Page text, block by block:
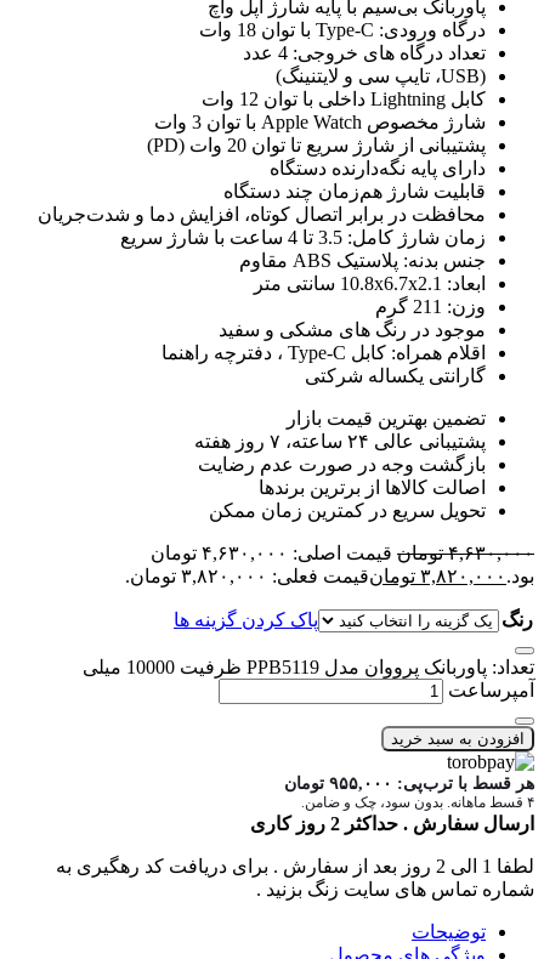
پاوربانک بی‌سیم با پایه شارژ اپل واچ
درگاه ورودی: Type-C با توان 18 وات
تعداد درگاه های خروجی: 4 عدد
(USB، تایپ سی و لایتنینگ)
کابل Lightning داخلی با توان 12 وات
شارژ مخصوص Apple Watch با توان 3 وات
پشتیبانی از شارژ سریع تا توان 20 وات (PD)
دارای پایه نگه‌دارنده دستگاه
قابلیت شارژ هم‌زمان چند دستگاه
محافظت در برابر اتصال کوتاه، افزایش دما و شدت‌جریان
زمان شارژ کامل: 3.5 تا 4 ساعت با شارژ سریع
جنس بدنه: پلاستیک ABS مقاوم
ابعاد: 10.8x6.7x2.1 سانتی متر
وزن: 211 گرم
موجود در رنگ های مشکی و سفید
اقلام همراه: کابل Type-C ، دفترچه راهنما
گارانتی یکساله شرکتی
تضمین بهترین قیمت بازار
پشتیبانی عالی ۲۴ ساعته، ۷ روز هفته
بازگشت وجه در صورت عدم رضایت
اصالت کالاها از برترین برندها
تحویل سریع در کمترین زمان ممکن
۴,۶۳۰,۰۰۰ تومان
قیمت اصلی: ۴,۶۳۰,۰۰۰ تومان
بود. ۳,۸۲۰,۰۰۰ تومانقیمت فعلی: ۳,۸۲۰,۰۰۰ تومان.
رنگ پاک کردن گزینه ها
تعداد: پاوربانک پرووان مدل PPB5119 ظرفیت 10000 میلی
آمپرساعت
افزودن به سبد خرید
هر قسط با ترب‌پی: ۹۵۵,۰۰۰ تومان
۴ قسط ماهانه. بدون سود، چک و ضامن.
ارسال سفارش . حداکثر 2 روز کاری
لطفا 1 الی 2 روز بعد از سفارش . برای دریافت کد رهگیری به
شماره تماس های سایت زنگ بزنید .
توضیحات
ویژگی های محصول